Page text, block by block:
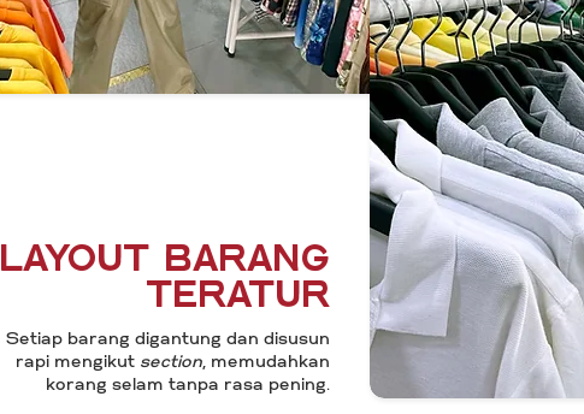
Layout barang
teratur
Setiap barang digantung dan disusun
rapi mengikut section, memudahkan
korang selam tanpa rasa pening.